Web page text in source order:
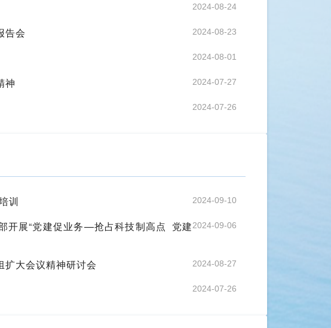
2024-08-24
2024-08-23
告会
2024-08-01
2024-07-27
神
2024-07-26
2024-09-10
训
2024-09-06
开展“党建促业务—抢占科技制高点 党建
2024-08-27
扩大会议精神研讨会
2024-07-26